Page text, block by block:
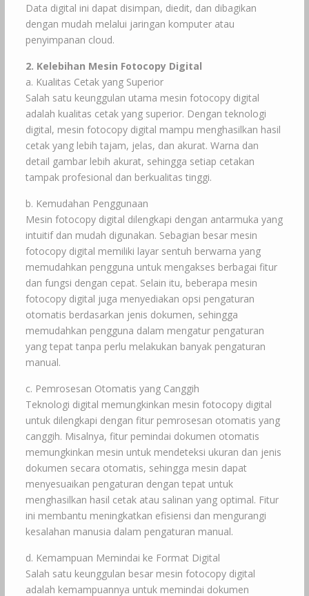
Data digital ini dapat disimpan, diedit, dan dibagikan
dengan mudah melalui jaringan komputer atau
penyimpanan cloud.
2. Kelebihan Mesin Fotocopy Digital
a. Kualitas Cetak yang Superior
Salah satu keunggulan utama mesin fotocopy digital
adalah kualitas cetak yang superior. Dengan teknologi
digital, mesin fotocopy digital mampu menghasilkan hasil
cetak yang lebih tajam, jelas, dan akurat. Warna dan
detail gambar lebih akurat, sehingga setiap cetakan
tampak profesional dan berkualitas tinggi.
b. Kemudahan Penggunaan
Mesin fotocopy digital dilengkapi dengan antarmuka yang
intuitif dan mudah digunakan. Sebagian besar mesin
fotocopy digital memiliki layar sentuh berwarna yang
memudahkan pengguna untuk mengakses berbagai fitur
dan fungsi dengan cepat. Selain itu, beberapa mesin
fotocopy digital juga menyediakan opsi pengaturan
otomatis berdasarkan jenis dokumen, sehingga
memudahkan pengguna dalam mengatur pengaturan
yang tepat tanpa perlu melakukan banyak pengaturan
manual.
c. Pemrosesan Otomatis yang Canggih
Teknologi digital memungkinkan mesin fotocopy digital
untuk dilengkapi dengan fitur pemrosesan otomatis yang
canggih. Misalnya, fitur pemindai dokumen otomatis
memungkinkan mesin untuk mendeteksi ukuran dan jenis
dokumen secara otomatis, sehingga mesin dapat
menyesuaikan pengaturan dengan tepat untuk
menghasilkan hasil cetak atau salinan yang optimal. Fitur
ini membantu meningkatkan efisiensi dan mengurangi
kesalahan manusia dalam pengaturan manual.
d. Kemampuan Memindai ke Format Digital
Salah satu keunggulan besar mesin fotocopy digital
adalah kemampuannya untuk memindai dokumen